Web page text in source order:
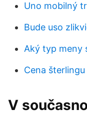
Uno mobilný
Bude uso
Aký typ meny
Cena
V